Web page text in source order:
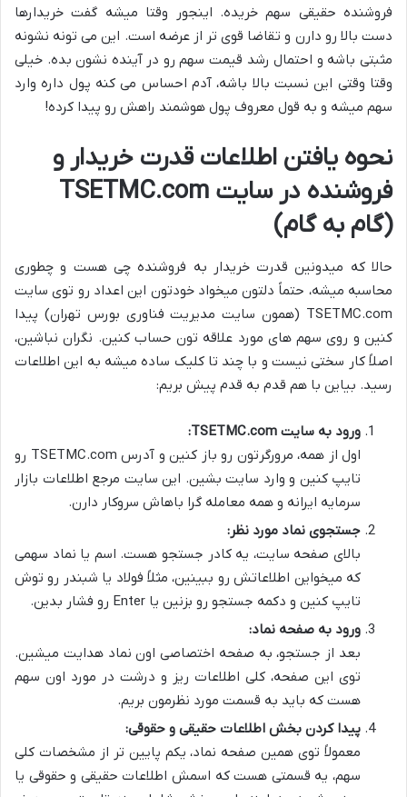
فروشنده حقیقی سهم خریده. اینجور وقتا میشه گفت خریدارها
دست بالا رو دارن و تقاضا قوی تر از عرضه است. این می تونه نشونه
مثبتی باشه و احتمال رشد قیمت سهم رو در آینده نشون بده. خیلی
وقتا وقتی این نسبت بالا باشه، آدم احساس می کنه پول داره وارد
سهم میشه و به قول معروف پول هوشمند راهش رو پیدا کرده!
نحوه یافتن اطلاعات قدرت خریدار و
فروشنده در سایت TSETMC.com
(گام به گام)
حالا که میدونین قدرت خریدار به فروشنده چی هست و چطوری
محاسبه میشه، حتماً دلتون میخواد خودتون این اعداد رو توی سایت
TSETMC.com (همون سایت مدیریت فناوری بورس تهران) پیدا
کنین و روی سهم های مورد علاقه تون حساب کنین. نگران نباشین،
اصلاً کار سختی نیست و با چند تا کلیک ساده میشه به این اطلاعات
رسید. بیاین با هم قدم به قدم پیش بریم:
ورود به سایت TSETMC.com:
اول از همه، مرورگرتون رو باز کنین و آدرس TSETMC.com رو
تایپ کنین و وارد سایت بشین. این سایت مرجع اطلاعات بازار
سرمایه ایرانه و همه معامله گرا باهاش سروکار دارن.
جستجوی نماد مورد نظر:
بالای صفحه سایت، یه کادر جستجو هست. اسم یا نماد سهمی
که میخواین اطلاعاتش رو ببینین، مثلاً فولاد یا شبندر رو توش
تایپ کنین و دکمه جستجو رو بزنین یا Enter رو فشار بدین.
ورود به صفحه نماد:
بعد از جستجو، به صفحه اختصاصی اون نماد هدایت میشین.
توی این صفحه، کلی اطلاعات ریز و درشت در مورد اون سهم
هست که باید به قسمت مورد نظرمون بریم.
پیدا کردن بخش اطلاعات حقیقی و حقوقی:
معمولاً توی همین صفحه نماد، یکم پایین تر از مشخصات کلی
سهم، یه قسمتی هست که اسمش اطلاعات حقیقی و حقوقی یا